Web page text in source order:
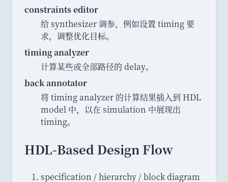
constraints editor
给 synthesizer 调参， 例如设置 timing 要
求， 调整优化目标。
timing analyzer
计算某些或全部路径的 delay。
back annotator
将 timing analyzer 的计算结果插入到 HDL
model 中，
以在 simulation 中展现出
timing。
HDL-Based Design Flow
specification / hierarchy / block diagram